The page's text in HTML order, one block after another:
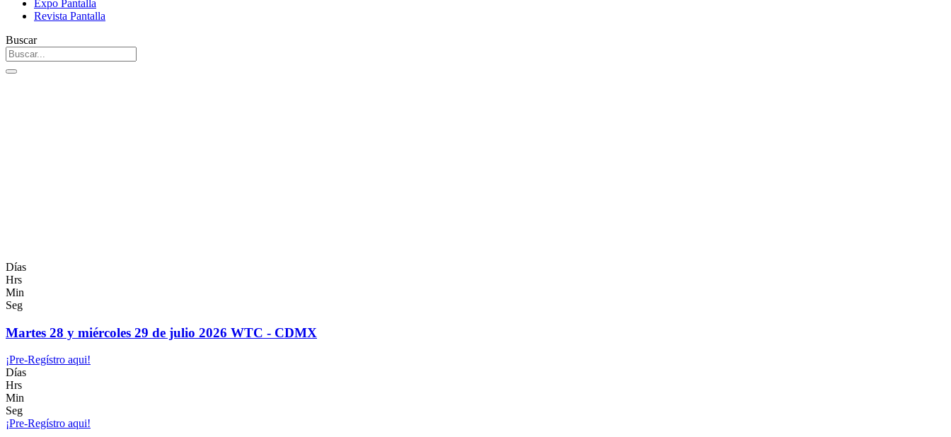
Expo Pantalla
Revista Pantalla
Buscar
Días
Hrs
Min
Seg
Martes 28 y miércoles 29 de julio 2026 WTC - CDMX
¡Pre-Regístro aqui!
Días
Hrs
Min
Seg
¡Pre-Regístro aqui!